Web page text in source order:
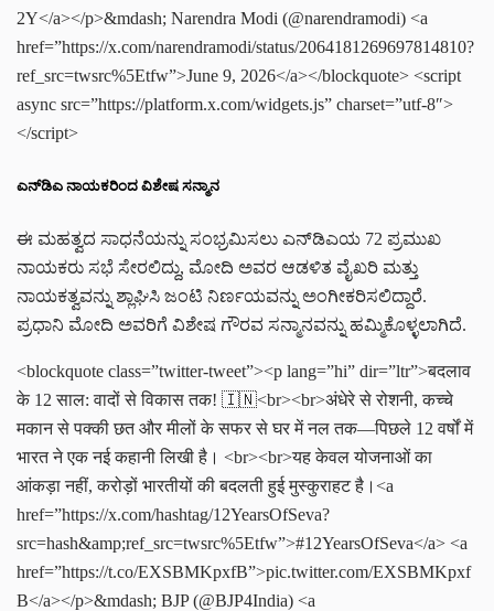
2Y</a></p>&mdash; Narendra Modi (@narendramodi) <a
href=”https://x.com/narendramodi/status/2064181269697814810?
ref_src=twsrc%5Etfw”>June 9, 2026</a></blockquote> <script
async src=”https://platform.x.com/widgets.js” charset=”utf-8″>
</script>
ಎನ್‌ಡಿಎ ನಾಯಕರಿಂದ ವಿಶೇಷ ಸನ್ಮಾನ
ಈ ಮಹತ್ವದ ಸಾಧನೆಯನ್ನು ಸಂಭ್ರಮಿಸಲು ಎನ್‌ಡಿಎಯ 72 ಪ್ರಮುಖ
ನಾಯಕರು ಸಭೆ ಸೇರಲಿದ್ದು, ಮೋದಿ ಅವರ ಆಡಳಿತ ವೈಖರಿ ಮತ್ತು
ನಾಯಕತ್ವವನ್ನು ಶ್ಲಾಘಿಸಿ ಜಂಟಿ ನಿರ್ಣಯವನ್ನು ಅಂಗೀಕರಿಸಲಿದ್ದಾರೆ.
ಪ್ರಧಾನಿ ಮೋದಿ ಅವರಿಗೆ ವಿಶೇಷ ಗೌರವ ಸನ್ಮಾನವನ್ನು ಹಮ್ಮಿಕೊಳ್ಳಲಾಗಿದೆ.
<blockquote class=”twitter-tweet”><p lang=”hi” dir=”ltr”>बदलाव
के 12 साल: वादों से विकास तक! 🇮🇳<br><br>अंधेरे से रोशनी, कच्चे
मकान से पक्की छत और मीलों के सफर से घर में नल तक—पिछले 12 वर्षों में
भारत ने एक नई कहानी लिखी है। <br><br>यह केवल योजनाओं का
आंकड़ा नहीं, करोड़ों भारतीयों की बदलती हुई मुस्कुराहट है।<a
href=”https://x.com/hashtag/12YearsOfSeva?
src=hash&amp;ref_src=twsrc%5Etfw”>#12YearsOfSeva</a> <a
href=”https://t.co/EXSBMKpxfB”>pic.twitter.com/EXSBMKpxf
B</a></p>&mdash; BJP (@BJP4India) <a